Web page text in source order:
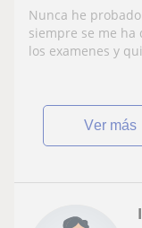
Nunca he
siempre se me ha
los examenes y
ver más